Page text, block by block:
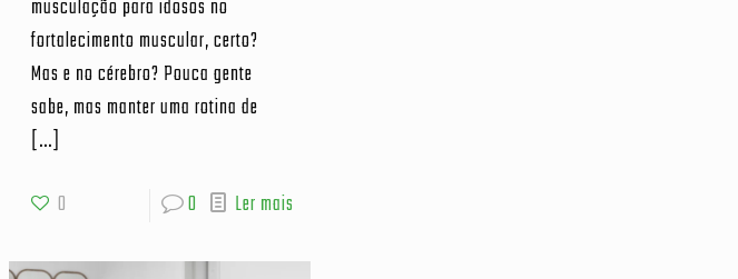
musculação para idosos no
fortalecimento muscular, certo?
Mas e no cérebro? Pouca gente
sabe, mas manter uma rotina de
[…]
0
0 Ler mais